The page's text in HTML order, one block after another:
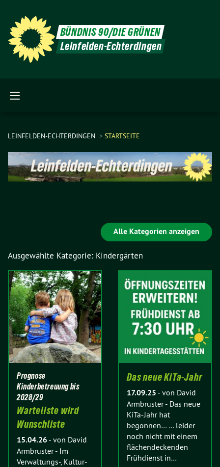
BÜNDNIS 90/DIE GRÜNEN
Leinfelden-Echterdingen
LEINFELDEN-ECHTERDINGEN STARTSEITE
Alle Kategorien anzeigen
Ausgewählte Kategorie: Kindergärten
Prognose
Kinderbetreuung bis
2028/29
Warteliste wird
Wunschliste
15.04.26 - von David
Armbruster- Im
Verwaltungs-, Kultur-
Das neue KiTa-Jahr
17.09.25 - von David
Armbruster- Das neue
KiTa-Jahr hat
begonnen… … leider
noch nicht mit einem
flächendeckenden
Frühdienst in…